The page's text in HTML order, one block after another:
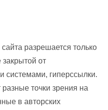
разрешается только
от
системами, гиперссылки.
точки зрения на
в авторских